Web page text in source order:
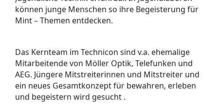
können junge Menschen so ihre Begeisterung für
Mint – Themen entdecken.
Das Kernteam im Technicon sind v.a. ehemalige
Mitarbeitende von Möller Optik, Telefunken und
AEG. Jüngere Mitstreiterinnen und Mitstreiter und
ein neues Gesamtkonzept für bewahren, erleben
und begeistern wird gesucht .